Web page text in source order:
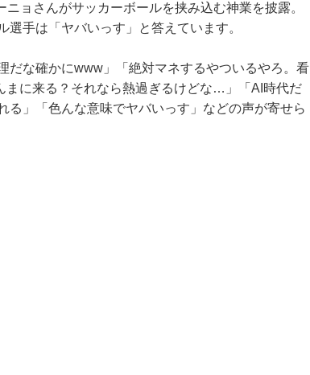
ョさんがサッカーボールを挟み込む神業を披露。
手は「ヤバいっす」と答えています。
だな確かにwww」「絶対マネするやついるやろ。看
に来る？それなら熱過ぎるけどな…」「AI時代だ
」「色んな意味でヤバいっす」などの声が寄せら